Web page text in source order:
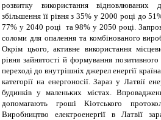
розвитку використання відновлюваних
збільшення її рівня з 35% у 2000 році до
77% у 2040 році та 98% у 2050 році.
соломи для опалення та комбінованого
Окрім цього, активне використання
рівня зайнятості й формування
переході до внутрішніх джерел енергії
категорії на енергоносії. Зараз у Латвії
будинків у маленьких містах.
допомагають гроші Кіотського
Виробництво електроенергії в Латвії